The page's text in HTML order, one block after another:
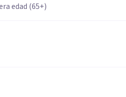
edad (65+)